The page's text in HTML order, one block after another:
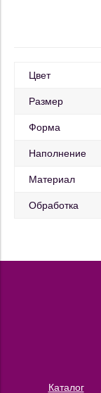
Цвет
Размер
Форма
Наполнение
Материал
Обработка
Каталог